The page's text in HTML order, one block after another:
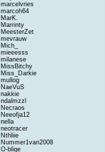
marcelvries
marcoh64
MarK.
Marrinty
MeesterZet
mevrauw
Mich_
mieeesss
milanese
MissBitchy
Miss_Darkie
mullog
NaeVuS
nakkie
ndalmzzl
Necraos
Neeofja12
nella
neotracer
Nthliie
Nummer1van2008
O-blige